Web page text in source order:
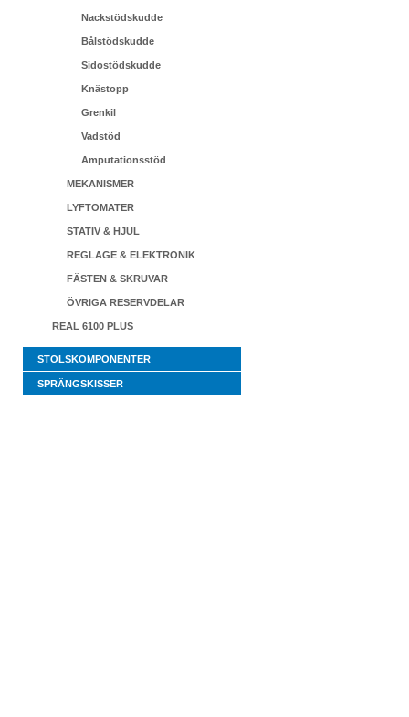
Nackstödskudde
Bålstödskudde
Sidostödskudde
Knästopp
Grenkil
Vadstöd
Amputationsstöd
MEKANISMER
LYFTOMATER
STATIV & HJUL
REGLAGE & ELEKTRONIK
FÄSTEN & SKRUVAR
ÖVRIGA RESERVDELAR
REAL 6100 PLUS
STOLSKOMPONENTER
SPRÄNGSKISSER